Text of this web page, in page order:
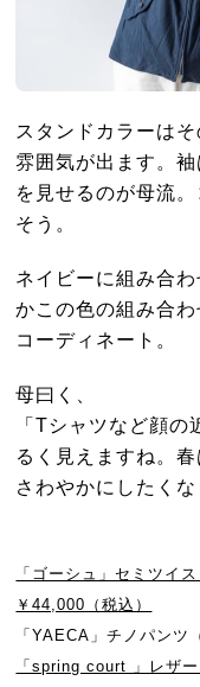
スタンドカラーは
雰囲気が出ます。
を見せるのが母流
そう。
ネイビーに組み合
かこの色の組み合
コーディネート。
母曰く、
「Tシャツなど顔
るく見えますね。
さわやかにしたく
「ゴーシュ」セミツイ
￥44,000（税込）
「YAECA」チノパンツ
「spring court 」レザ